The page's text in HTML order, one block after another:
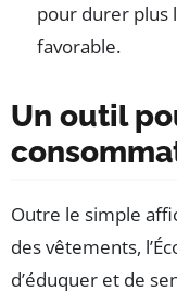
pour durer plus
favorable.
Un outil
Outre le simple
des vêtements,
d’éduquer et de